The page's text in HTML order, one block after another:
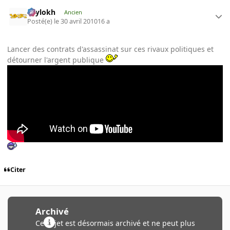
Psylokh Ancien
Posté(e) le 30 avril 201016 a
Lancer des contrats d'assassinat sur ces rivaux politiques et
détourner l'argent publique
Citer
Archivé
Ce sujet est désormais archivé et ne peut plus